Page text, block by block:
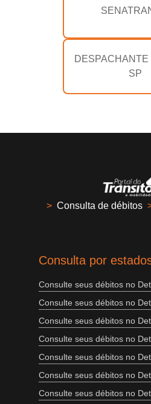
DESPACHANTE
SP
> Consulta de débitos
Consulta por
Consulte seus débitos no
Consulte seus débitos no
Consulte seus débitos no
Consulte seus débitos no
Consulte seus débitos no
Consulte seus débitos no
Consulte seus débitos no